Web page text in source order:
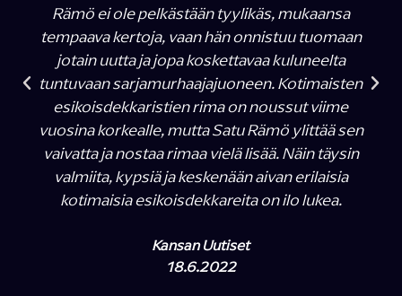
Rämö ei ole pelkästään tyylikäs, mukaansa
tempaava kertoja, vaan hän onnistuu tuomaan
jotain uutta ja jopa koskettavaa kuluneelta
tuntuvaan sarjamurhaajajuoneen. Kotimaisten
esikoisdekkaristien rima on noussut viime
vuosina korkealle, mutta Satu Rämö ylittää sen
vaivatta ja nostaa rimaa vielä lisää. Näin täysin
valmiita, kypsiä ja keskenään aivan erilaisia
kotimaisia esikoisdekkareita on ilo lukea.
Kansan Uutiset
18.6.2022